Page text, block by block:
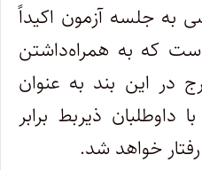
جلسه‌ آزمون‌ اکیداً
که‌ به‌ همراه‌داشتن‌
در این‌ بند به‌ عنوان‌
ذیربط برابر
خواهد شد.